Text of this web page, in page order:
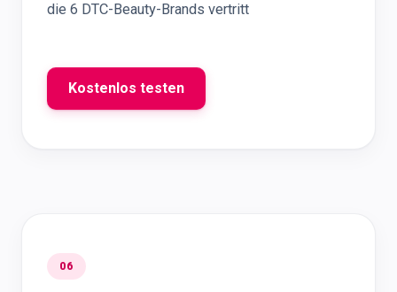
die 6 DTC-Beauty-Brands vertritt
Kostenlos testen
06